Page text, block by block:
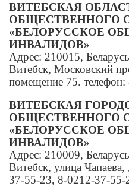
ВИТЕБСКАЯ
ОБЩЕСТВЕННОГО
«БЕЛОРУССКОЕ
ИНВАЛИДОВ»
Адрес: 210015,
Витебск, Московский
помещение 75.
ВИТЕБСКАЯ
ОБЩЕСТВЕННОГО
«БЕЛОРУССКОЕ
ИНВАЛИДОВ»
Адрес: 210009,
Витебск, улица
37-55-23, 8-0212-37-55-